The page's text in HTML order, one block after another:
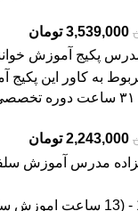
3,539,000 تومان
2,243,000 تومان